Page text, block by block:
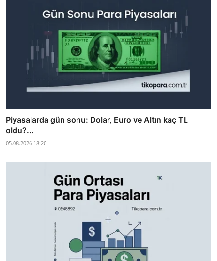
Piyasalarda gün sonu: Dolar, Euro ve Altın kaç TL
oldu?...
05.08.2026 18:20